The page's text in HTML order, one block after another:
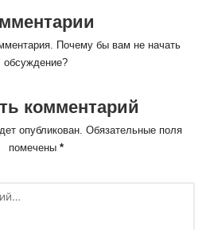
Почему бы вам не начать
обсуждение?
комментарий
опубликован. Обязательные поля
помечены *